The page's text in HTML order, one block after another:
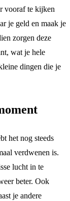
vooraf te kijken
je geld en maak je
zorgen deze
wat je hele
dingen die je
het nog steeds
verdwenen is.
lucht in te
beter. Ook
je andere